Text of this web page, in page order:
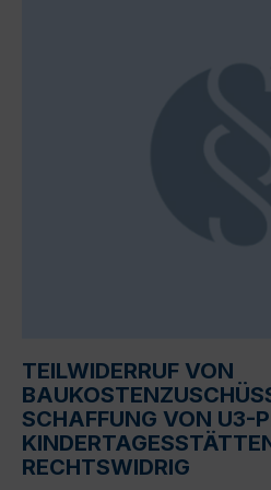
TEILWIDERRUF VON
SCHAFFUNG VON U3-
RECHTSWIDRIG